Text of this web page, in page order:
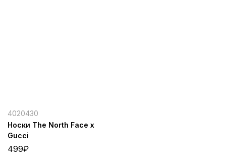
4020430
Носки The North Face x
Gucci
499₽